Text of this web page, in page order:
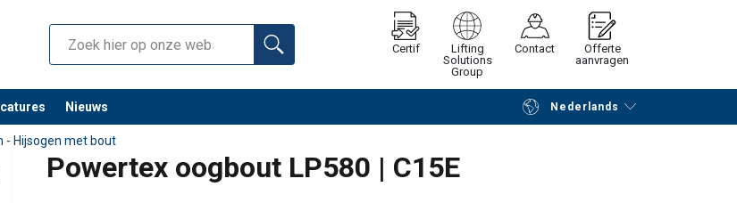
Certif
Lifting
Solutions
Group
Contact
Offerte
aanvragen
Nieuws Nederlands
Verder winkelen Vraag offerte aan
- Hijsogen met bout
Powertex oogbout LP580 | C15E